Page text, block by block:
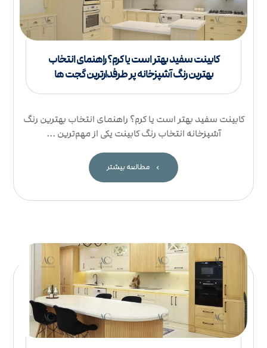
کابینت سفید بهتر است یا کرم؟ راهنمای انتخاب
بهترین رنگ آشپزخانه پر طرفدارترین گجت ها
کابینت سفید بهتر است یا کرم؟ راهنمای انتخاب بهترین رنگ
آشپزخانه انتخاب رنگ کابینت یکی از مهم‌ترین ...
مطالعه بیشتر